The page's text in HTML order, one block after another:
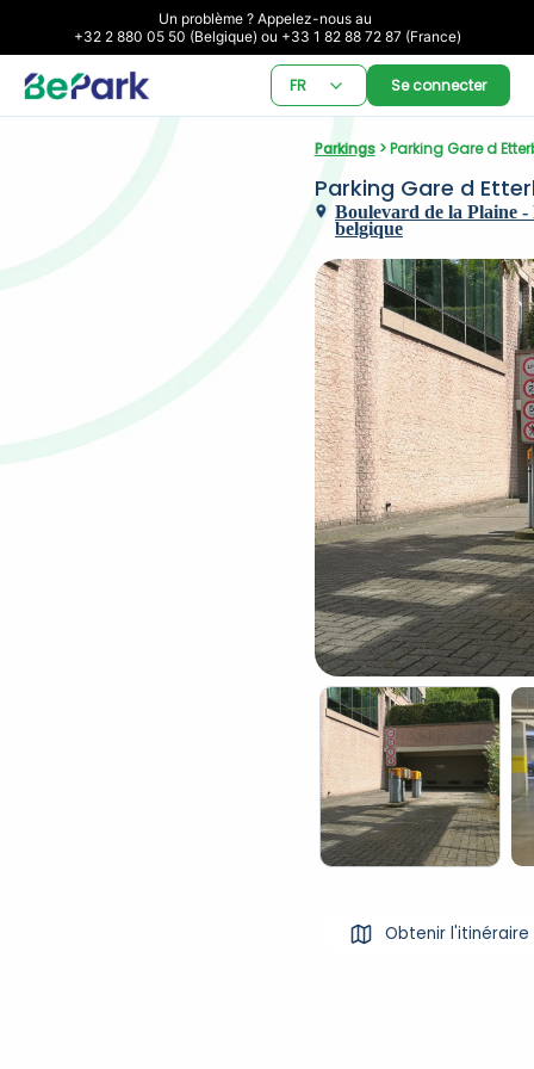
Un problème ? Appelez-nous au
+32 2 880 05 50 (Belgique) ou +33 1 82 88 72 87 (France)
FR Se connecter
Parkings > Parking Gare d
Parking Gare d
Boulevard de la Plaine -
belgique
Obtenir l'itinéraire